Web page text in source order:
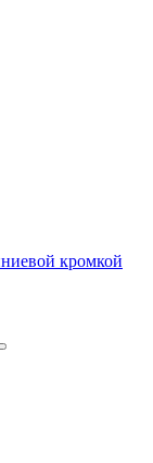
кромкой